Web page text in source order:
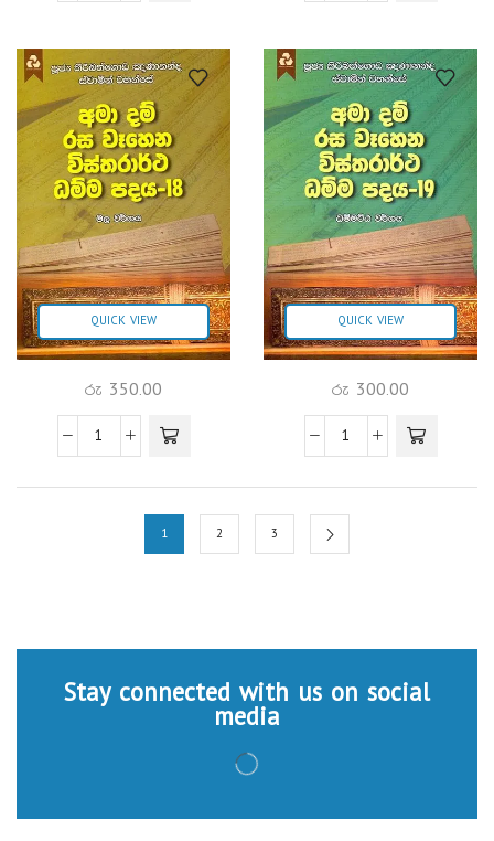
QUICK VIEW
රු 350.00
QUICK VIEW
රු 300.00
1 2 3
Stay connected with us on social
media